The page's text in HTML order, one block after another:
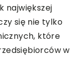
największej
się nie tylko
które
w